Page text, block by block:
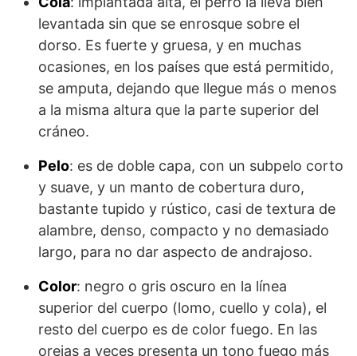
levantada sin que se enrosque sobre el
dorso. Es fuerte y gruesa, y en muchas
ocasiones, en los países que está permitido,
se amputa, dejando que llegue más o menos
a la misma altura que la parte superior del
cráneo.
Pelo: es de doble capa, con un subpelo corto
y suave, y un manto de cobertura duro,
bastante tupido y rústico, casi de textura de
alambre, denso, compacto y no demasiado
largo, para no dar aspecto de andrajoso.
Color: negro o gris oscuro en la línea
superior del cuerpo (lomo, cuello y cola), el
resto del cuerpo es de color fuego. En las
orejas a veces presenta un tono fuego más